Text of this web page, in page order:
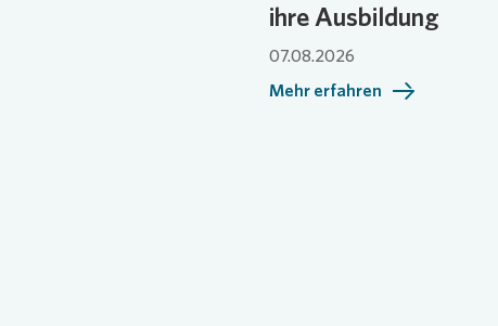
ihre Ausbildung
07.08.2026
Mehr erfahren